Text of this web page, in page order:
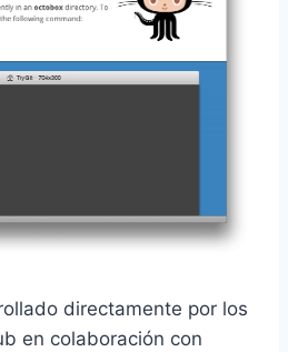
directamente por los
en colaboración con